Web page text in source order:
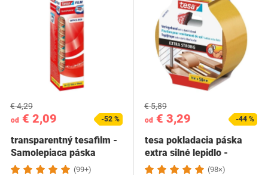
od € 2,09
€ 4,29
-52 %
transparentný tesafilm -
Samolepiaca páska
odolná času a…(99+)
od € 3,29
€ 5,89
-44 %
tesa pokladacia páska
extra silné lepidlo -
obojstranná… (98×)